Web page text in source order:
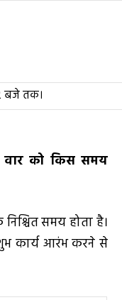
बजे तक।
वार को किस समय
समय होता है।
कार्य आरंभ करने से